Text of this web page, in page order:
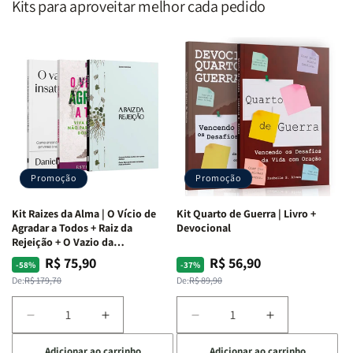
Kits para aproveitar melhor cada pedido
Promoção
Kit Raizes da Alma | O Vício de
Agradar a Todos + Raiz da
Rejeição + O Vazio da
Insatisfação.
-58%
Preço
normal
De:R$ 179,70
Preço
promocional
R$ 75,90
Diminuir
a
Aumentar
a
Promoção
Kit Quarto de Guerra | Livro +
Devocional
-37%
Preço
normal
De:R$ 89,90
Preço
promocional
R$ 56,90
Diminuir
a
Aumentar
a